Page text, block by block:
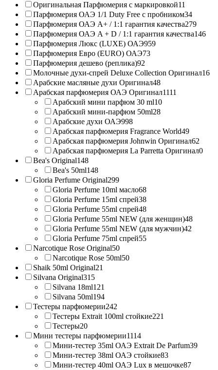
Оригинальная Парфюмерия с маркировкой11
Парфюмерия ОАЭ 1/1 Duty Free с пробником34
Парфюмерия ОАЭ A+ / 1:1 гарантия качества279
Парфюмерия ОАЭ A + D / 1:1 гарантия качества146
Парфюмерия Люкс (LUXE) ОАЭ959
Парфюмерия Евро (EURO) ОАЭ73
Парфюмерия дешево (реплика)92
Молочные духи-спрей Deluxe Collection Оригинал16
Арабские масляные духи Оригинал48
Арабская парфюмерия ОАЭ Оригинал1111
Арабский мини парфюм 30 ml10
Арабский мини-парфюм 50ml28
Арабские духи ОАЭ998
Арабская парфюмерия Fragrance World49
Арабская парфюмерия Johnwin Оригинал62
Арабская парфюмерия La Parretta Оригинал0
Bea's Original148
Bea's 50ml148
Gloria Perfume Original299
Gloria Perfume 10ml масло68
Gloria Perfume 15ml спрей38
Gloria Perfume 55ml спрей48
Gloria Perfume 55ml NEW (для женщин)48
Gloria Perfume 55ml NEW (для мужчин)42
Gloria Perfume 75ml спрей55
Narcotique Rose Original50
Narcotique Rose 50ml50
Shaik 50ml Original21
Silvana Original315
Silvana 18ml121
Silvana 50ml194
Тестеры парфюмерии242
Тестеры Extrait 100ml стойкие221
Тестеры20
Мини тестеры парфюмерии1114
Мини-тестер 35ml ОАЭ Extrait De Parfum39
Мини-тестер 38ml ОАЭ стойкие83
Мини-тестер 40ml ОАЭ Lux в мешочке87